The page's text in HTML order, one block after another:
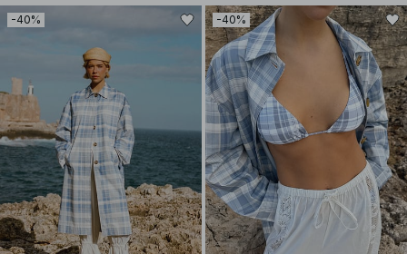
-40% -40%